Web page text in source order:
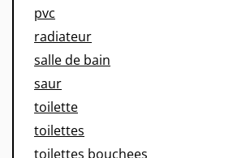
pvc
radiateur
salle de bain
saur
toilette
toilettes
toilettes bouchees